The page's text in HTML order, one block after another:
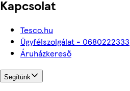
Kapcsolat
Tesco.hu
Ügyfélszolgálat - 0680222333
Áruházkereső
Segítünk